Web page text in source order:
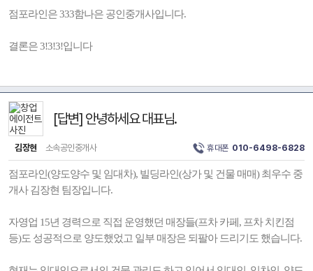
점포라인은 333함나은 공인중개사입니다.
결론은 3!3!3!입니다
[답변] 안녕하세요 대표님.
김장현 소속공인중개사 휴대폰 010-6498-6828
점포라인(양도양수 및 임대차), 빌딩라인(상가 및 건물 매매) 최우수 중
개사 김장현 팀장입니다.
자영업 15년 경력으로 직접 운영했던 매장들(프차 카페, 프차 치킨점
등)도 성공적으로 양도했었고 일부 매장은 되팔아 드리기도 했습니다.